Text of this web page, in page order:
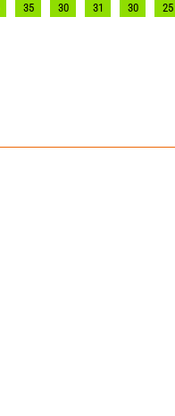
35 30 31 30 25